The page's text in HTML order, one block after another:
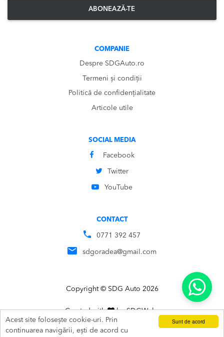
Sunt de acord
Acest site folosește cookie-uri. Prin
continuarea navigării, ești de acord cu
ABONEAZĂ-TE
COMPANIE
Despre SDGAuto.ro
Termeni și condiții
Politică de confidențialitate
Articole utile
SOCIAL MEDIA
Facebook
Twitter
YouTube
CONTACT
0771 392 457
sdgoradea@gmail.com
Copyright © SDG Auto 2026
Created with bySDGWebs
ADAUGĂ ÎN COȘ